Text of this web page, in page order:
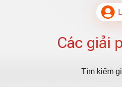
Các giải
Tìm kiếm